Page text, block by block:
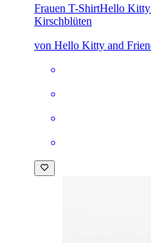
Frauen T-ShirtHello
Kirschblüten
von Hello Kitty and